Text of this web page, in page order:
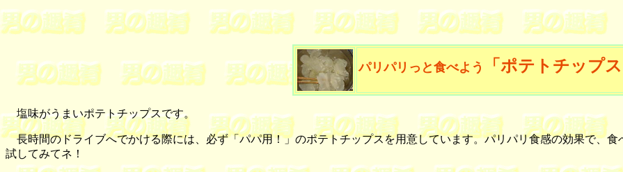
パリパリっと食べよう 「ポテトチップス
塩味がうまいポテトチップスです。
長時間のドライブへでかける際には、必ず「パパ用！」のポテトチップスを用意しています。パリパリ食感の効果で、
試してみてネ！